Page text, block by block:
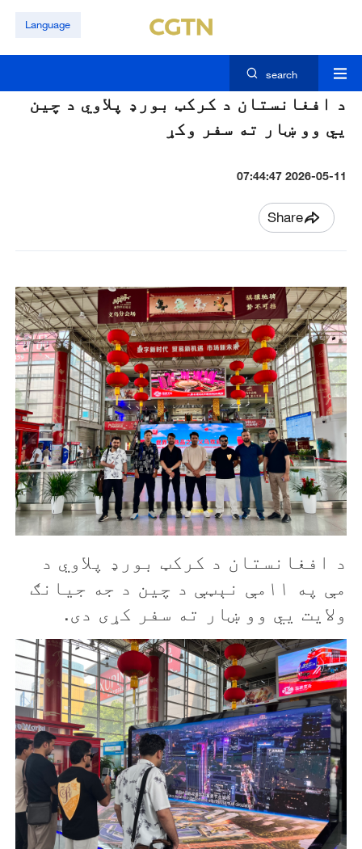
Language
search
د افغانستان د کرکټ بورډ پلاوي د چين
يي وو ښار ته سفر وکړ
2026-05-11 07:44:47
Share
د افغانستان د کرکټ بورډ پلاوي د
مې په ۱۱مې نېټې د چين د جه جیانګ
ولایت یي وو ښار ته سفر کړی دی.